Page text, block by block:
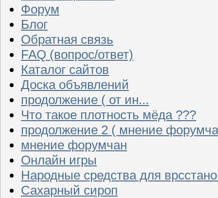
Форум
Блог
Обратная связь
FAQ (вопрос/ответ)
Каталог сайтов
Доска объявлений
продолжение ( от ин...
Что такое плотность мёда ???
продолжение 2 ( мнение
мнение форумчан
Онлайн игры
Народные средства для
Сахарный сироп